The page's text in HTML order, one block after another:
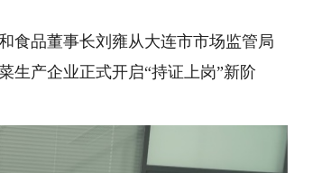
品董事长刘雍从大连市市场监管局
生产企业正式开启“持证上岗”新阶